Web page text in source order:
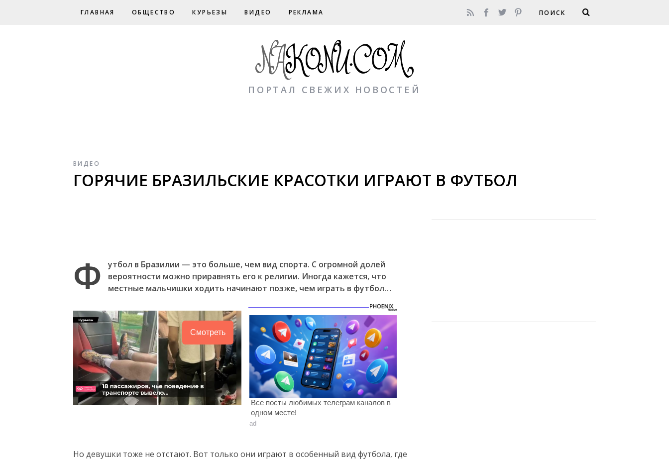
ГЛАВНАЯ ОБЩЕСТВО КУРЬЕЗЫ ВИДЕО РЕКЛАМА
ПОРТАЛ СВЕЖИХ НОВОСТЕЙ
ВИДЕО
ГОРЯЧИЕ БРАЗИЛЬСКИЕ КРАСОТКИ ИГРАЮТ В ФУТБОЛ
Ф
утбол в Бразилии — это больше, чем вид спорта. С огромной долей
вероятности можно приравнять его к религии. Иногда кажется, что
местные мальчишки ходить начинают позже, чем играть в футбол…
Смотреть
Следующее видео через Отмена
Все посты любимых телеграм каналов в
одном месте!
ad
Но девушки тоже не отстают. Вот только они играют в особенный вид футбола, где